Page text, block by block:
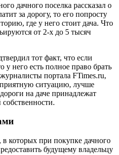
дачного поселка рассказал о
за дорогу, то его попросту
где у него стоит дача. Что
от 2-х до 5 тысяч
тот факт, что если
у него есть полное право брать
портала FTimes.ru,
ситуацию, лучше
на даче принадлежат
в которых при покупке дачного
будущему владельцу